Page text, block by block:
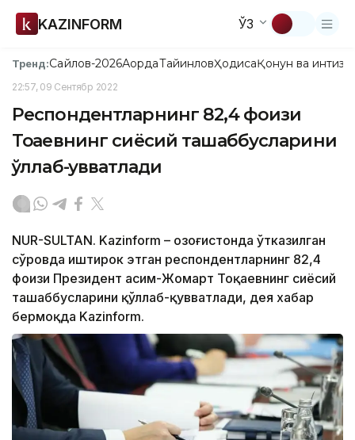
KAZINFORM ЎЗ
Тренд:Сайлов-2026АқордаТайинловҲодисаҚонун ва
22:57, 09 Сентябр 2022
Респондентларнинг 82,4 фоизи
Тоқаевнинг сиёсий ташаббусларини
қўллаб-қувватлади
NUR-SULTAN. Kazinform – Қозоғистонда ўтказилган
сўровда иштирок этган респондентларнинг 82,4
фоизи Президент Қасим-Жомарт Тоқаевнинг сиёсий
ташаббусларини қўллаб-қувватлади, дея хабар
бермоқда Kazinform.